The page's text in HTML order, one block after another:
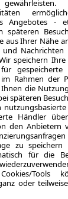
und
nicht nur mit
mit
dem Markt
gemacht.
und
Jaguar neue
in dieser
bieten
Angebotes -
späteren
aus Ihrer Nähe
Nachrichten
speichern Ihre
gespeicherte
Rahmen der
die
späteren
Händler
den Anbietern
zu speichern
für die
Tools
oder